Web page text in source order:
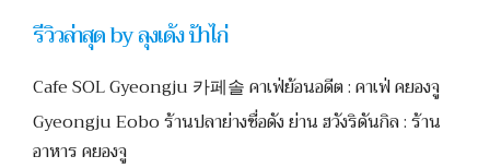
รีวิวล่าสุด by ลุงเด้ง ป้าไก่
Cafe SOL Gyeongju 카페솔 คาเฟ่ย้อนอดีต : คาเฟ่ คยองจู
Gyeongju Eobo ร้านปลาย่างชื่อดัง ย่าน ฮวังริดันกิล : ร้าน
อาหาร คยองจู